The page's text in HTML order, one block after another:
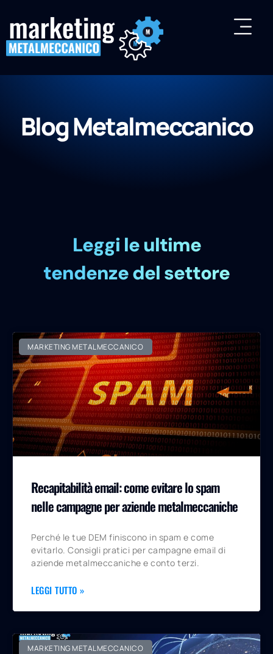
Blog Metalmeccanico
Leggi le ultime
tendenze del settore
MARKETING METALMECCANICO
Recapitabilità email: come evitare lo spam
nelle campagne per aziende metalmeccaniche
Perché le tue DEM finiscono in spam e come
evitarlo. Consigli pratici per campagne email di
aziende metalmeccaniche e conto terzi.
LEGGI TUTTO »
MARKETING METALMECCANICO